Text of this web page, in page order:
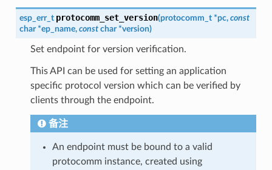
esp_err_t protocomm_set_version(protocomm_t *pc, const
char *ep_name, const char *version)
Set endpoint for version verification.
This API can be used for setting an application
specific protocol version which can be verified by
clients through the endpoint.
备注
An endpoint must be bound to a valid
protocomm instance, created using